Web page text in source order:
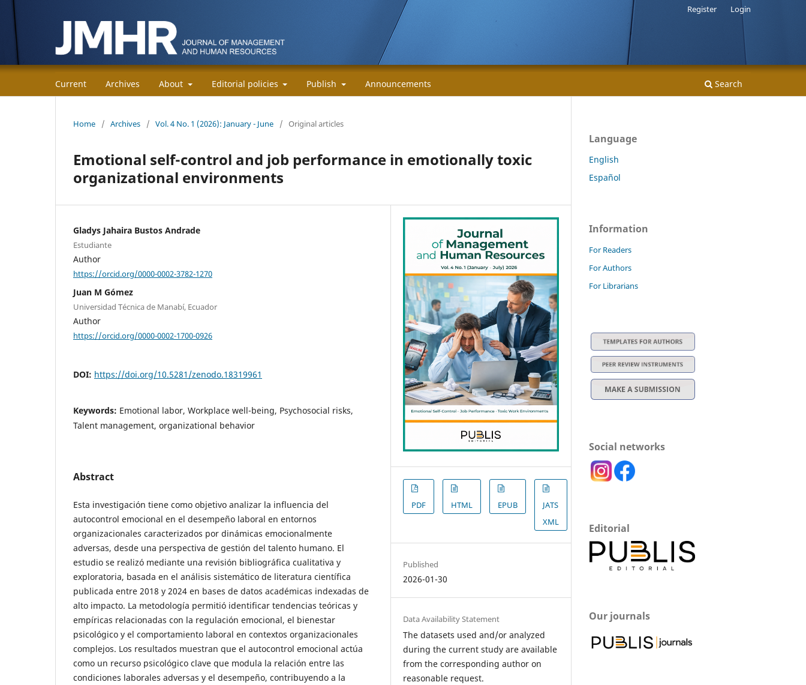
Current Archives About Editorial policies Publish Announcements Search
Register Login
Home / Archives / Vol. 4 No. 1 (2026): January - June / Original articles
Emotional self-control and job performance in emotionally toxic
organizational environments
Gladys Jahaira Bustos Andrade
Estudiante
Author
https://orcid.org/0000-0002-3782-1270
Juan M Gómez
Universidad Técnica de Manabí, Ecuador
Author
https://orcid.org/0000-0002-1700-0926
DOI: https://doi.org/10.5281/zenodo.18319961
Keywords: Emotional labor, Workplace well-being, Psychosocial risks,
Talent management, organizational behavior
Abstract
Esta investigación tiene como objetivo analizar la influencia del
autocontrol emocional en el desempeño laboral en entornos
organizacionales caracterizados por dinámicas emocionalmente
adversas, desde una perspectiva de gestión del talento humano. El
estudio se realizó mediante una revisión bibliográfica cualitativa y
exploratoria, basada en el análisis sistemático de literatura científica
publicada entre 2018 y 2024 en bases de datos académicas indexadas de
alto impacto. La metodología permitió identificar tendencias teóricas y
empíricas relacionadas con la regulación emocional, el bienestar
psicológico y el comportamiento laboral en contextos organizacionales
complejos. Los resultados muestran que el autocontrol emocional actúa
como un recurso psicológico clave que modula la relación entre las
condiciones laborales adversas y el desempeño, contribuyendo a la
PDF HTML EPUB
JATS
XML
Published
2026-01-30
Data Availability Statement
The datasets used and/or analyzed
during the current study are available
from the corresponding author on
reasonable request.
Language
English
Español
Information
For Readers
For Authors
For Librarians
Social networks
Editorial
Our journals